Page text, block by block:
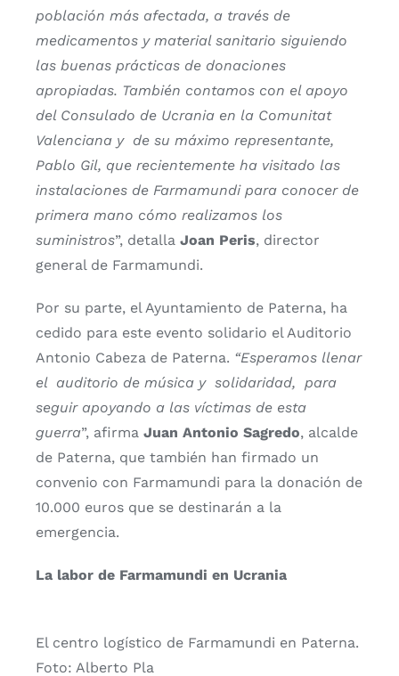
población más afectada, a través de
medicamentos y material sanitario siguiendo
las buenas prácticas de donaciones
apropiadas. También contamos con el apoyo
del Consulado de Ucrania en la Comunitat
Valenciana y de su máximo representante,
Pablo Gil, que recientemente ha visitado las
instalaciones de Farmamundi para conocer de
primera mano cómo realizamos los
suministros”, detalla Joan Peris, director
general de Farmamundi.
Por su parte, el Ayuntamiento de Paterna, ha
cedido para este evento solidario el Auditorio
Antonio Cabeza de Paterna. “Esperamos llenar
el auditorio de música y solidaridad, para
seguir apoyando a las víctimas de esta
guerra”, afirma Juan Antonio Sagredo, alcalde
de Paterna, que también han firmado un
convenio con Farmamundi para la donación de
10.000 euros que se destinarán a la
emergencia.
La labor de Farmamundi en Ucrania
El centro logístico de Farmamundi en Paterna.
Foto: Alberto Pla